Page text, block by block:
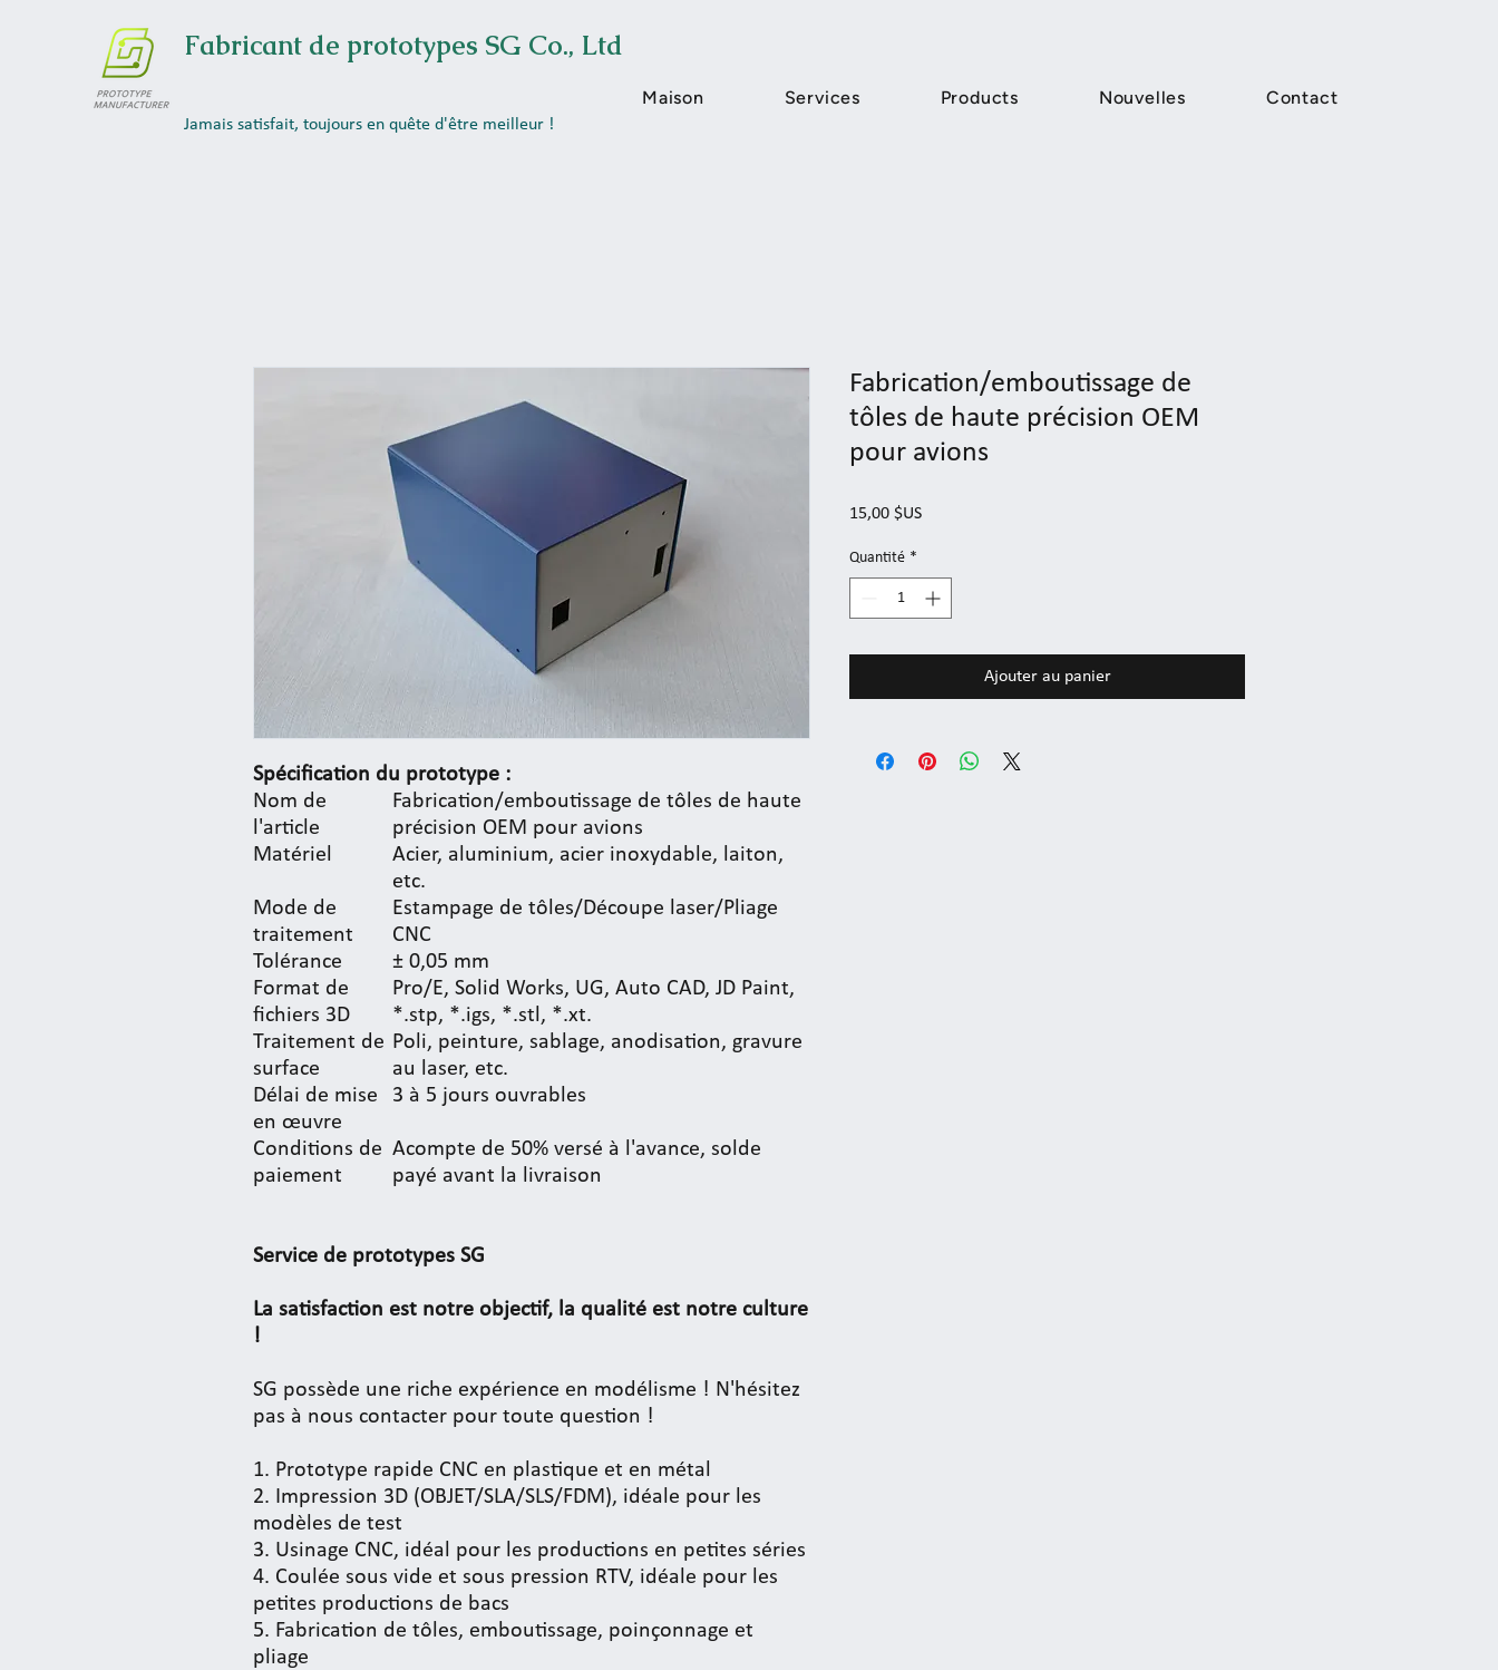
Fabricant de prototypes SG Co., Ltd
Jamais satisfait, toujours en quête d'être meilleur !
Maison Services Products Nouvelles Contact
Spécification du prototype :
Nom de
l'article
Fabrication/emboutissage de tôles de haute
précision OEM pour avions
Matériel
Acier, aluminium, acier inoxydable, laiton,
etc.
Mode de
traitement
Estampage de tôles/Découpe laser/Pliage
CNC
Tolérance
± 0,05 mm
Format de
fichiers 3D
Pro/E, Solid Works, UG, Auto CAD, JD Paint,
*.stp, *.igs, *.stl, *.xt.
Traitement de
surface
Poli, peinture, sablage, anodisation, gravure
au laser, etc.
Délai de mise
en œuvre
3 à 5 jours ouvrables
Conditions de
paiement
Acompte de 50% versé à l'avance, solde
payé avant la livraison
Service de prototypes SG
La satisfaction est notre objectif, la qualité est notre culture
!
SG possède une riche expérience en modélisme ! N'hésitez
pas à nous contacter pour toute question !
1. Prototype rapide CNC en plastique et en métal
2. Impression 3D (OBJET/SLA/SLS/FDM), idéale pour les
modèles de test
3. Usinage CNC, idéal pour les productions en petites séries
4. Coulée sous vide et sous pression RTV, idéale pour les
petites productions de bacs
5. Fabrication de tôles, emboutissage, poinçonnage et
pliage
Fabrication/emboutissage de
tôles de haute précision OEM
pour avions
15,00 $USPrix
Quantité *
Ajouter au panier